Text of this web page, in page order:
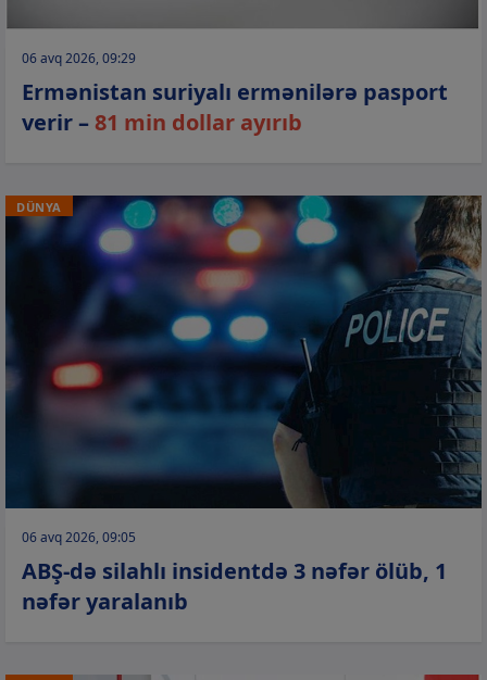
06 avq 2026, 09:29
Ermənistan suriyalı ermənilərə pasport
verir –81 min dollar ayırıb
DÜNYA
06 avq 2026, 09:05
ABŞ-də silahlı insidentdə 3 nəfər ölüb, 1
nəfər yaralanıb